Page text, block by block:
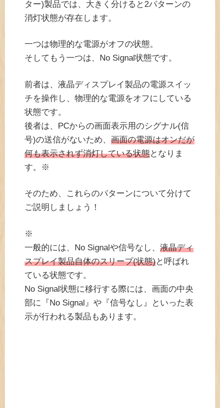
ター)製品では、大きく分けると2パターンの
消灯状態が存在します。
一つは物理的な電源がオフの状態。
そしてもう一つは、No Signal状態です。
前者は、液晶ディスプレイ製品の電源スイッ
チを操作し、物理的な電源をオフにしている
状態です。
後者は、PCからの画面表示用のシグナル(信
号)の送信がないため、 画面の電源はオンだが
何も表示されず消灯している状態となりま
す。※
そのため、これらのパターンについて分けて
ご説明しましょう！
※
一般的には、No Signalや信号なし、 液晶ディ
スプレイ製品自体のスリープ(状態)と呼ばれ
ている状態です。
No Signal状態に移行する際には、画面の中央
部に『No Signal』や『信号なし』といった表
示が行われる製品もあります。